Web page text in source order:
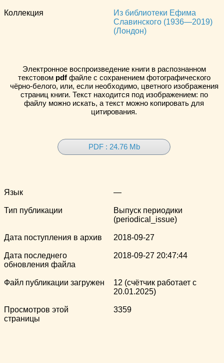
Коллекция
Из библиотеки Ефима
Славинского (1936—2019)
(Лондон)
Электронное воспроизведение книги в распознанном
текстовом pdfфайле с сохранением фотографического
чёрно-белого, или, если необходимо, цветного изображения
страниц книги. Текст находится под изображением: по
файлу можно искать, а текст можно копировать для
цитирования.
PDF : 24.76 Mb
Язык —
Тип публикации
Выпуск периодики
(periodical_issue)
Дата поступления в архив 2018-09-27
Дата последнего
обновления файла
2018-09-27 20:47:44
Файл публикации загружен
12 (счётчик работает с
20.01.2025)
Просмотров этой
страницы
3359